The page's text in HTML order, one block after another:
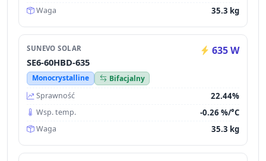
Waga 35.3 kg
SUNEVO SOLAR 635 W
SE6-60HBD-635
Monocrystalline
Bifacjalny
Sprawność
22.44%
Wsp. temp. -0.26 %/°C
Waga 35.3 kg